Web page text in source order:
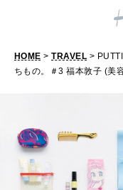
[12星
HOME >TRAVEL >
ちもの。＃3 福本敦子 (美